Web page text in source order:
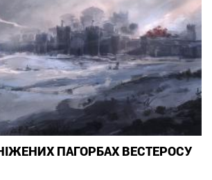
ПАГОРБАХ ВЕСТЕРОСУ